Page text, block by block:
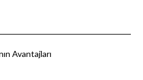
Avantajları